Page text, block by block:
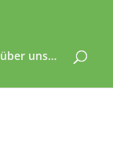
über uns…